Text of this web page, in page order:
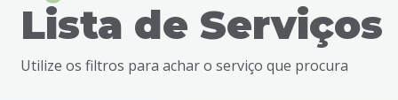
busca
Lista de Serviços
Utilize os filtros para achar o serviço que procura